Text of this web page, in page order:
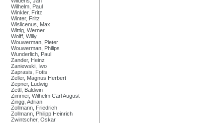
Wilhelm, Paul
Winkler, Fritz
Winter, Fritz
Wislicenus, Max
Wittig, Werner
Wolff, Willy
Wouwerman, Pieter
Wouwerman, Philips
Wunderlich, Paul
Zander, Heinz
Zaniewski, Iwo
Zaprasis, Fotis
Zeller, Magnus Herbert
Zepner, Ludwig
Zettl, Baldwin
Zimmer, Wilhelm Carl August
Zingg, Adrian
Zollmann, Friedrich
Zollmann, Philipp Heinrich
Zwintscher, Oskar